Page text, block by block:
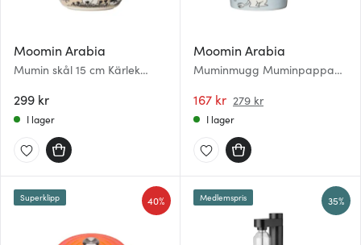
Moomin Arabia
Mumin skål 15 cm Kärlek
299 kr
I lager
Moomin Arabia
Muminmugg Muminpappan
167 kr 279 kr
I lager
40%
Superklipp Medlemspris 35%